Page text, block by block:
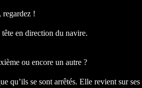
regardez !
en direction du navire.
ou encore un autre ?
qu’ils se sont arrêtés. Elle revient sur ses